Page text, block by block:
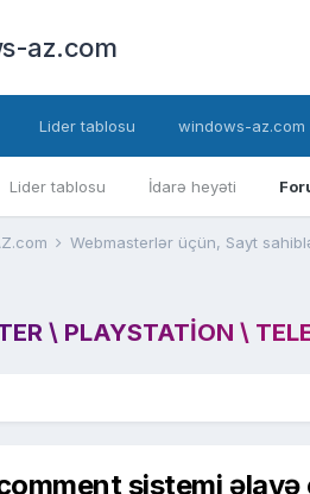
az.com
Lider tablosu İdarə heyəti
Lider tablosu windows-az.com
Webmasterlər üçün, Sayt
\ PLAYSTATION \
sistemi əlavə